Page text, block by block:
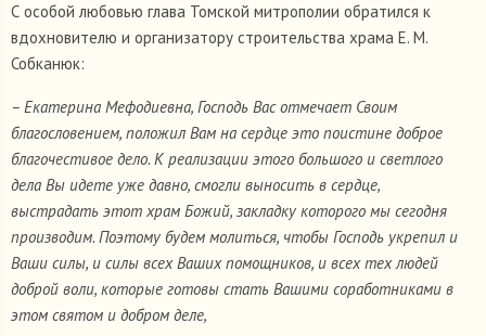
С особой любовью глава Томской митрополии обратился к
вдохновителю и организатору строительства храма Е. М.
Собканюк:
– Екатерина Мефодиевна, Господь Вас отмечает Своим
благословением, положил Вам на сердце это поистине доброе
благочестивое дело. К реализации этого большого и светлого
дела Вы идете уже давно, смогли выносить в сердце,
выстрадать этот храм Божий, закладку которого мы сегодня
производим. Поэтому будем молиться, чтобы Господь укрепил и
Ваши силы, и силы всех Ваших помощников, и всех тех людей
доброй воли, которые готовы стать Вашими соработниками в
этом святом и добром деле,